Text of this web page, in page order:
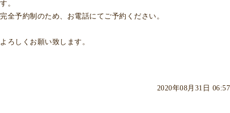
す。
完全予約制のため、お電話にてご予約ください。
よろしくお願い致します。
2020年08月31日 06:57